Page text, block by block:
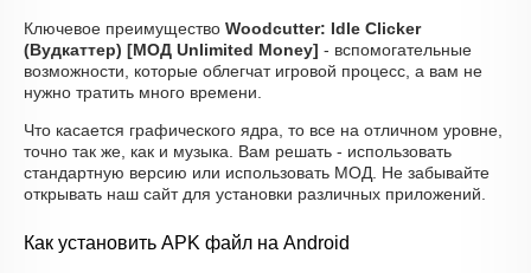
Ключевое преимущество Woodcutter: Idle Clicker
(Вудкаттер) [МОД Unlimited Money] - вспомогательные
возможности, которые облегчат игровой процесс, а вам не
нужно тратить много времени.
Что касается графического ядра, то все на отличном уровне,
точно так же, как и музыка. Вам решать - использовать
стандартную версию или использовать МОД. Не забывайте
открывать наш сайт для установки различных приложений.
Как установить APK файл на Android